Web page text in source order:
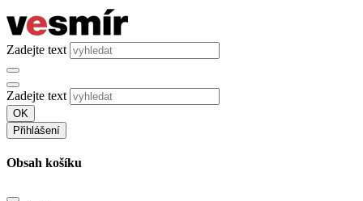
Zadejte text
Zadejte text
OK
Přihlášení
Obsah košíku